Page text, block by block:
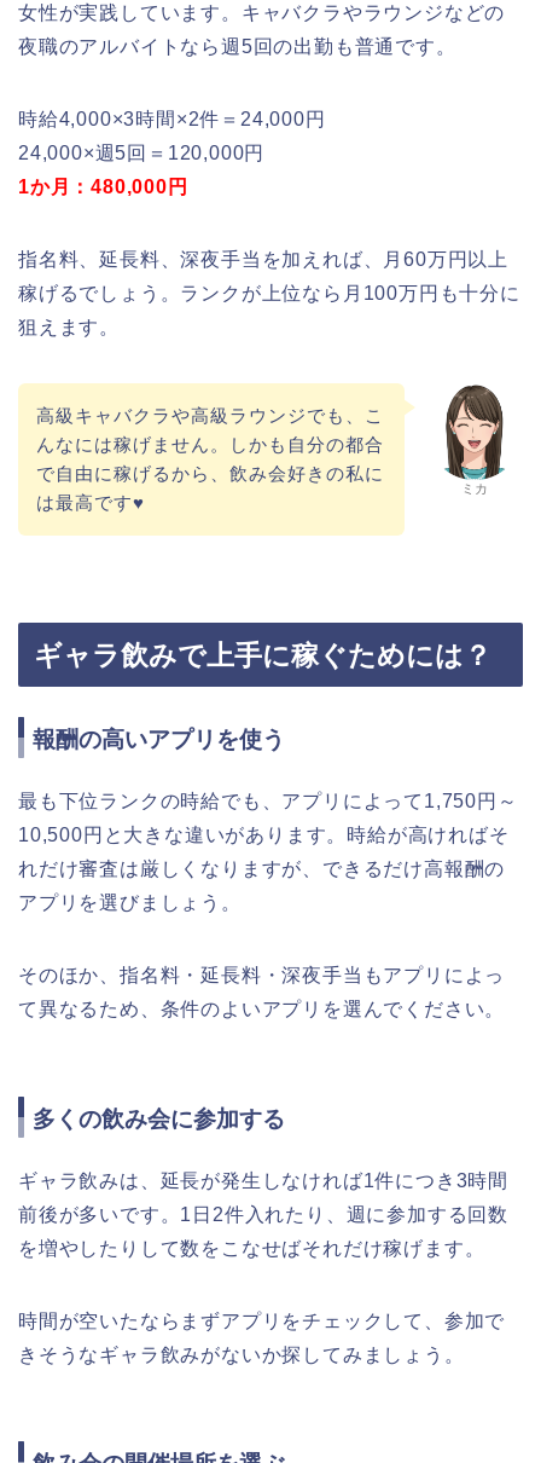
女性が実践しています。キャバクラやラウンジなどの
夜職のアルバイトなら週5回の出勤も普通です。
時給4,000×3時間×2件＝24,000円
24,000×週5回＝120,000円
1か月：480,000円
指名料、延長料、深夜手当を加えれば、月60万円以上
稼げるでしょう。ランクが上位なら月100万円も十分に
狙えます。
ミカ
高級キャバクラや高級ラウンジでも、こ
んなには稼げません。しかも自分の都合
で自由に稼げるから、飲み会好きの私に
は最高です♥
ギャラ飲みで上手に稼ぐためには？
報酬の高いアプリを使う
最も下位ランクの時給でも、アプリによって1,750円～
10,500円と大きな違いがあります。時給が高ければそ
れだけ審査は厳しくなりますが、できるだけ高報酬の
アプリを選びましょう。
そのほか、指名料・延長料・深夜手当もアプリによっ
て異なるため、条件のよいアプリを選んでください。
多くの飲み会に参加する
ギャラ飲みは、延長が発生しなければ1件につき3時間
前後が多いです。1日2件入れたり、週に参加する回数
を増やしたりして数をこなせばそれだけ稼げます。
時間が空いたならまずアプリをチェックして、参加で
きそうなギャラ飲みがないか探してみましょう。